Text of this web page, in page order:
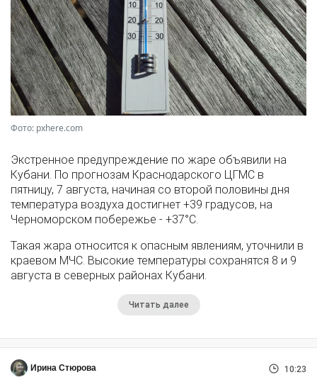
Фото: pxhere.com
Экстренное предупреждение по жаре объявили на
Кубани. По прогнозам Краснодарского ЦГМС в
пятницу, 7 августа, начиная со второй половины дня
температура воздуха достигнет +39 градусов, на
Черноморском побережье - +37°­С.
Такая жара относится к опасным явлениям, уточнили в
краевом МЧС. Высокие температуры сохранятся 8 и 9
августа в северных районах Кубани.
Читать далее
Ирина Стюрова 10:23